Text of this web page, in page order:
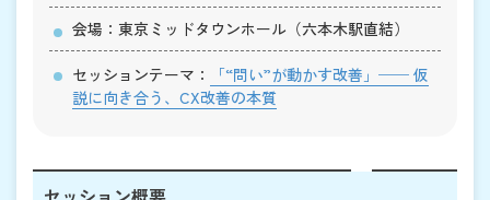
会場：東京ミッドタウンホール（六本木駅直結）
セッションテーマ：
「“問い”が動かす改善」── 仮
説に向き合う、CX改善の本質